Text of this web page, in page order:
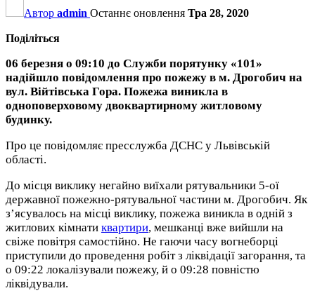
Автор admin Останнє оновлення Тра 28, 2020
Поділіться
06 березня о 09:10 до Служби порятунку «101»
надійшло повідомлення про пожежу в м. Дрогобич на
вул. Війтівська Гора. Пожежа виникла в
одноповерховому двоквартирному житловому
будинку.
Про це повідомляє пресслужба ДСНС у Львівській
області.
До місця виклику негайно виїхали рятувальники 5-ої
державної пожежно-рятувальної частини м. Дрогобич. Як
з’ясувалось на місці виклику, пожежа виникла в одній з
житлових кімнати квартири, мешканці вже вийшли на
свіже повітря самостійно. Не гаючи часу вогнеборці
приступили до проведення робіт з ліквідації загорання, та
о 09:22 локалізували пожежу, й о 09:28 повністю
ліквідували.